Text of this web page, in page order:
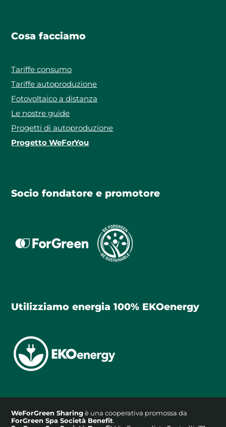
Cosa facciamo
Tariffe consumo
Tariffe autoproduzione
Fotovoltaico a distanza
Le nostre guide
Progetti di autoproduzione
Progetto WeForYou
Socio fondatore e promotore
Utilizziamo energia 100% EKOenergy
WeForGreen Sharingè una cooperativa promossa da
ForGreen Spa Società Benefit.